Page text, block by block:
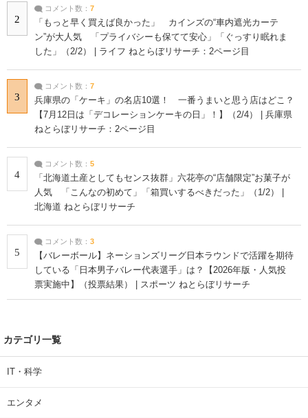
2
コメント数： 7
「もっと早く買えば良かった」 カインズの“車内遮光カーテ
ン”が大人気 「プライバシーも保てて安心」「ぐっすり眠れま
した」（2/2） | ライフ ねとらぼリサーチ：2ページ目
3
コメント数： 7
兵庫県の「ケーキ」の名店10選！ 一番うまいと思う店はどこ？
【7月12日は「デコレーションケーキの日」！】（2/4） | 兵庫県
ねとらぼリサーチ：2ページ目
4
コメント数： 5
「北海道土産としてもセンス抜群」六花亭の“店舗限定”お菓子が
人気 「こんなの初めて」「箱買いするべきだった」（1/2） |
北海道 ねとらぼリサーチ
5
コメント数： 3
【バレーボール】ネーションズリーグ日本ラウンドで活躍を期待
している「日本男子バレー代表選手」は？【2026年版・人気投
票実施中】（投票結果） | スポーツ ねとらぼリサーチ
カテゴリ一覧
IT・科学
エンタメ